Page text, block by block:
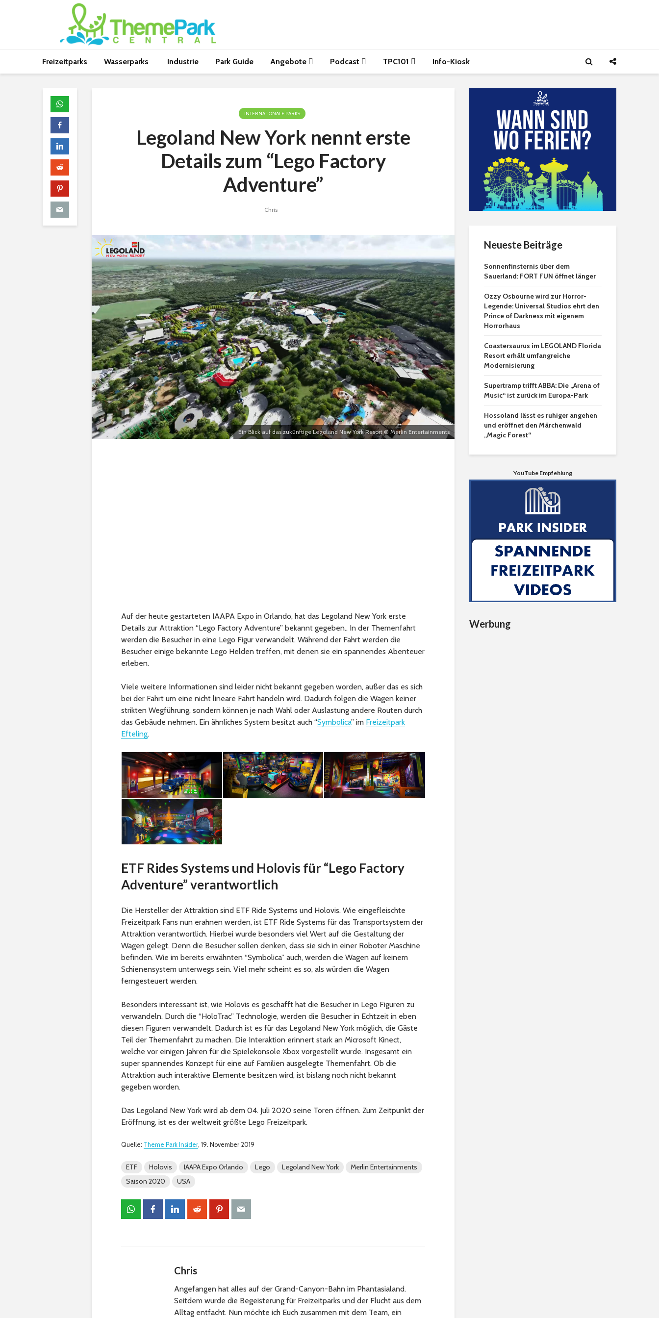
Freizeitparks Wasserparks Industrie Park Guide Angebote Podcast TPC101 Info-Kiosk
INTERNATIONALE PARKS
Legoland New York nennt erste
Details zum “Lego Factory
Adventure”
Chris
Ein Blick auf das zukünftige Legoland New York Resort © Merlin Entertainments
Auf der heute gestarteten IAAPA Expo in Orlando, hat das Legoland New York erste
Details zur Attraktion “Lego Factory Adventure” bekannt gegeben.. In der Themenfahrt
werden die Besucher in eine Lego Figur verwandelt. Während der Fahrt werden die
Besucher einige bekannte Lego Helden treffen, mit denen sie ein spannendes Abenteuer
erleben.
Viele weitere Informationen sind leider nicht bekannt gegeben worden, außer das es sich
bei der Fahrt um eine nicht lineare Fahrt handeln wird. Dadurch folgen die Wagen keiner
strikten Wegführung, sondern können je nach Wahl oder Auslastung andere Routen durch
das Gebäude nehmen. Ein ähnliches System besitzt auch “Symbolica” im Freizeitpark
Efteling.
ETF Rides Systems und Holovis für “Lego Factory
Adventure” verantwortlich
Die Hersteller der Attraktion sind ETF Ride Systems und Holovis. Wie eingefleischte
Freizeitpark Fans nun erahnen werden, ist ETF Ride Systems für das Transportsystem der
Attraktion verantwortlich. Hierbei wurde besonders viel Wert auf die Gestaltung der
Wagen gelegt. Denn die Besucher sollen denken, dass sie sich in einer Roboter Maschine
befinden. Wie im bereits erwähnten “Symbolica” auch, werden die Wagen auf keinem
Schienensystem unterwegs sein. Viel mehr scheint es so, als würden die Wagen
ferngesteuert werden.
Besonders interessant ist, wie Holovis es geschafft hat die Besucher in Lego Figuren zu
verwandeln. Durch die “HoloTrac” Technologie, werden die Besucher in Echtzeit in eben
diesen Figuren verwandelt. Dadurch ist es für das Legoland New York möglich, die Gäste
Teil der Themenfahrt zu machen. Die Interaktion erinnert stark an Microsoft Kinect,
welche vor einigen Jahren für die Spielekonsole Xbox vorgestellt wurde. Insgesamt ein
super spannendes Konzept für eine auf Familien ausgelegte Themenfahrt. Ob die
Attraktion auch interaktive Elemente besitzen wird, ist bislang noch nicht bekannt
gegeben worden.
Das Legoland New York wird ab dem 04. Juli 2020 seine Toren öffnen. Zum Zeitpunkt der
Eröffnung, ist es der weltweit größte Lego Freizeitpark.
Quelle: Theme Park Insider, 19. November 2019
ETF Holovis IAAPA Expo Orlando Lego Legoland New York
Merlin Entertainments
Saison 2020
USA
Chris
Angefangen hat alles auf der Grand-Canyon-Bahn im Phantasialand.
Seitdem wurde die Begeisterung für Freizeitparks und der Flucht aus dem
Alltag entfacht. Nun möchte ich Euch zusammen mit dem Team, ein
Neueste Beiträge
Sonnenfinsternis über dem
Sauerland: FORT FUN öffnet länger
Ozzy Osbourne wird zur Horror-
Legende: Universal Studios ehrt den
Prince of Darkness mit eigenem
Horrorhaus
Coastersaurus im LEGOLAND Florida
Resort erhält umfangreiche
Modernisierung
Supertramp trifft ABBA: Die „Arena of
Music“ ist zurück im Europa-Park
Hossoland lässt es ruhiger angehen
und eröffnet den Märchenwald
„Magic Forest“
YouTube Empfehlung
Werbung